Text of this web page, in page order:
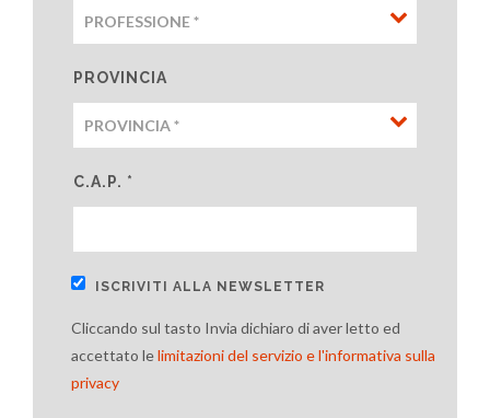
PROVINCIA
C.A.P. *
ISCRIVITI ALLA NEWSLETTER
Cliccando sul tasto Invia dichiaro di aver letto ed
accettato lelimitazioni del servizio e l'informativa sulla
privacy